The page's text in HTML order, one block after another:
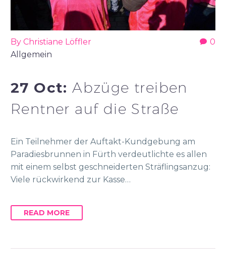
0
By Christiane Löffler
Allgemein
27 Oct:Abzüge treiben
Rentner auf die Straße
Ein Teilnehmer der Auftakt-Kundgebung am
Paradiesbrunnen in Fürth verdeutlichte es allen
mit einem selbst geschneiderten Sträflingsanzug:
Viele rückwirkend zur Kasse…
READ MORE